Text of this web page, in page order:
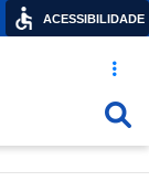
Acesso
ACESSIBILIDADE